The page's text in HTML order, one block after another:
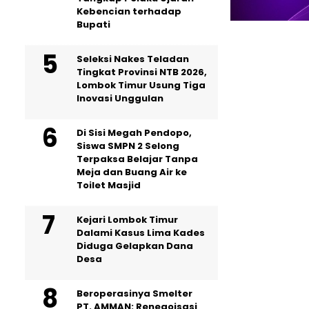
Kebencian terhadap
Bupati
Seleksi Nakes Teladan
Tingkat Provinsi NTB 2026,
Lombok Timur Usung Tiga
Inovasi Unggulan
Di Sisi Megah Pendopo,
Siswa SMPN 2 Selong
Terpaksa Belajar Tanpa
Meja dan Buang Air ke
Toilet Masjid
Kejari Lombok Timur
Dalami Kasus Lima Kades
Diduga Gelapkan Dana
Desa
Beroperasinya Smelter